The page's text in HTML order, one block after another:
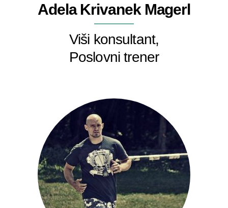
Adela Krivanek Magerl
Viši konsultant,
Poslovni trener